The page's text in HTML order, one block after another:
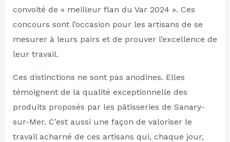
convoité de « meilleur flan du Var 2024 ». Ces
concours sont l’occasion pour les artisans de se
mesurer à leurs pairs et de prouver l’excellence de
leur travail.
Ces distinctions ne sont pas anodines. Elles
témoignent de la qualité exceptionnelle des
produits proposés par les pâtisseries de Sanary-
sur-Mer. C’est aussi une façon de valoriser le
travail acharné de ces artisans qui, chaque jour,